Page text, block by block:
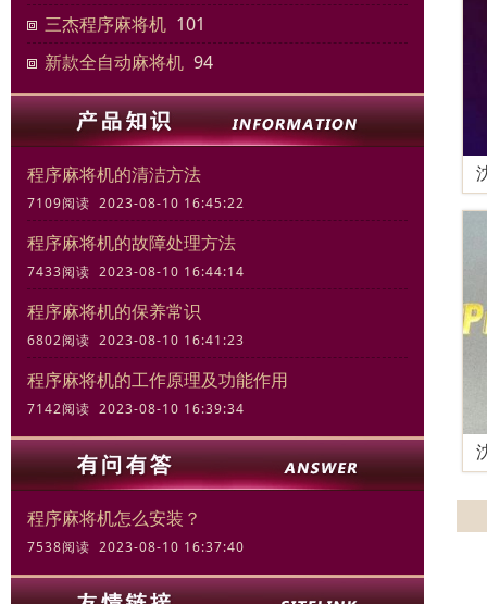
三杰程序麻将机 101
新款全自动麻将机 94
程序麻将机的清洁方法
7109阅读 2023-08-10 16:45:22
程序麻将机的故障处理方法
7433阅读 2023-08-10 16:44:14
程序麻将机的保养常识
6802阅读 2023-08-10 16:41:23
程序麻将机的工作原理及功能作用
7142阅读 2023-08-10 16:39:34
程序麻将机怎么安装？
7538阅读 2023-08-10 16:37:40